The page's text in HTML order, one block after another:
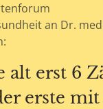
an Dr.
alt erst 6
erste mit